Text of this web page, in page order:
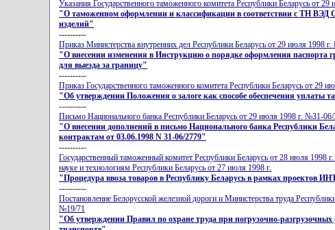
Указания Государственного таможенного комитета Республики Беларусь от
"О таможенном оформлении и классификации в соответствии с ТН ВЭД
изделий"
----------
Приказ Министерства внутренних дел Республики Беларусь от 29 июля 1998
"О внесении изменения в Инструкцию о порядке оформления паспорта
для выезда за границу"
----------
Приказ Государственного таможенного комитета Республики Беларусь от 29
"Об утверждении Положения о залоге как способе обеспечения уплаты
----------
Письмо Национального банка Республики Беларусь от 29 июля 1998 г. №31-
"О внесении дополнений в письмо Национального банка Республики
контрактам от 03.06.1998 N 31-06/2779"
----------
Государственный таможенный комитет Республики Беларусь от 28 июля 1998
науке и технологиям Республики Беларусь от 27 июля 1998 г.
"Процедура ввоза товаров в Республику Беларусь в рамках проектов
----------
Постановление Белорусской железной дороги и Министерства труда
№19/71
"Об утверждении Правил по охране труда при погрузочно-